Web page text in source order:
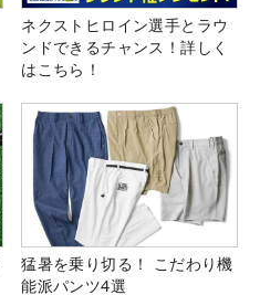
ネクストヒロイン選手とラウ
ンドできるチャンス！詳しく
はこちら！
猛暑を乗り切る！ こだわり機
能派パンツ4選